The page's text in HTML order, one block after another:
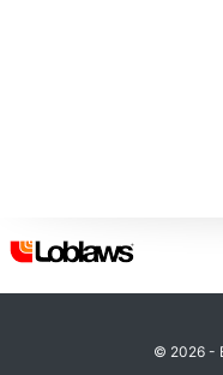
© 2026 -